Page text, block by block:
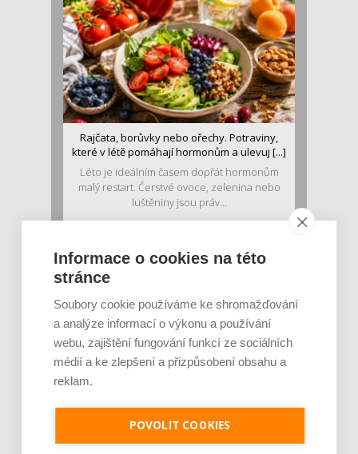
Rajčata, borůvky nebo ořechy. Potraviny,
které v létě pomáhají hormonům a ulevuj [...]
Léto je ideálním časem dopřát hormonům
malý restart. Čerstvé ovoce, zelenina nebo
luštěniny jsou práv...
Je jen pro sportovce, přiberu po něm a ve
v oblasti zdraví, výživy i dlouhověkosti. Přesto
se o ně...
Informace o cookies na této
stránce
Soubory cookie používáme ke shromažďování
a analýze informací o výkonu a používání
webu, zajištění fungování funkcí ze sociálních
médií a ke zlepšení a přizpůsobení obsahu a
reklam.
POVOLIT COOKIES